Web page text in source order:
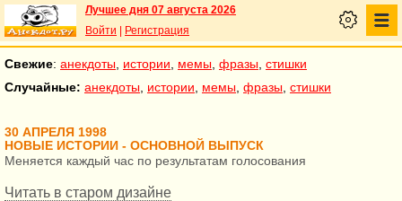
Лучшее дня 07 августа 2026
Войти
Регистрация
Свежие: анекдоты истории мемы фразы стишки
Случайные: анекдоты истории мемы фразы стишки
30 АПРЕЛЯ 1998
НОВЫЕ ИСТОРИИ - ОСНОВНОЙ ВЫПУСК
Меняется каждый час по результатам голосования
Читать в старом дизайне